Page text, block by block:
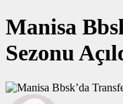
Manisa
Sezonu